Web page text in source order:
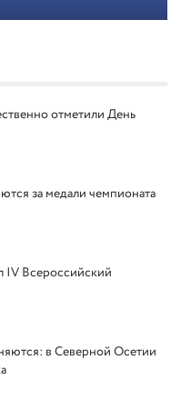
отметили День
за медали чемпионата
IV Всероссийский
в Северной Осетии